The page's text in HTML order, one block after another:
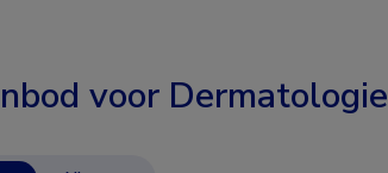
voor Dermatologie